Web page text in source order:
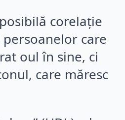
corelație
care
oul în sine, ci
care măresc